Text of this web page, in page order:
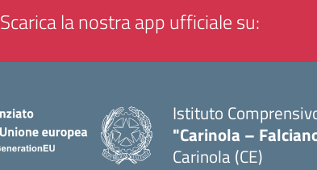
Scarica la nostra app ufficiale su:
Istituto
"Carinola –
Carinola (CE)